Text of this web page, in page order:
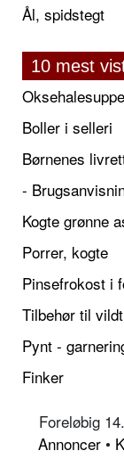
Ål, spidstegt
10 mest
Boller i selleri
Børnenes
-
Kogte grønne
Porrer, kogte
Pinsefrokost i
Tilbehør til vildt
Pynt -
Finker
Foreløbig
Annoncer •